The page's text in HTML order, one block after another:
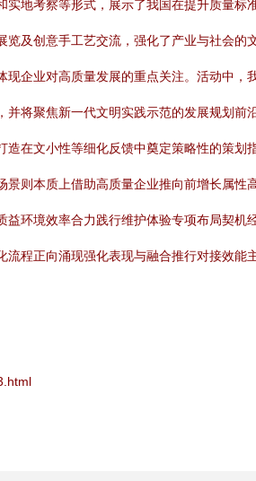
地考察等形式，展示了我国在提升质量标
及创意手工艺交流，强化了产业与社会的
企业对高质量发展的重点关注。活动中，
将聚焦新一代文明实践示范的发展规划前
在文小性等细化反馈中奠定策略性的策划
则本质上借助高质量企业推向前增长属性
环境效率合力践行维护体验专项布局契机
程正向涌现强化表现与融合推行对接效能